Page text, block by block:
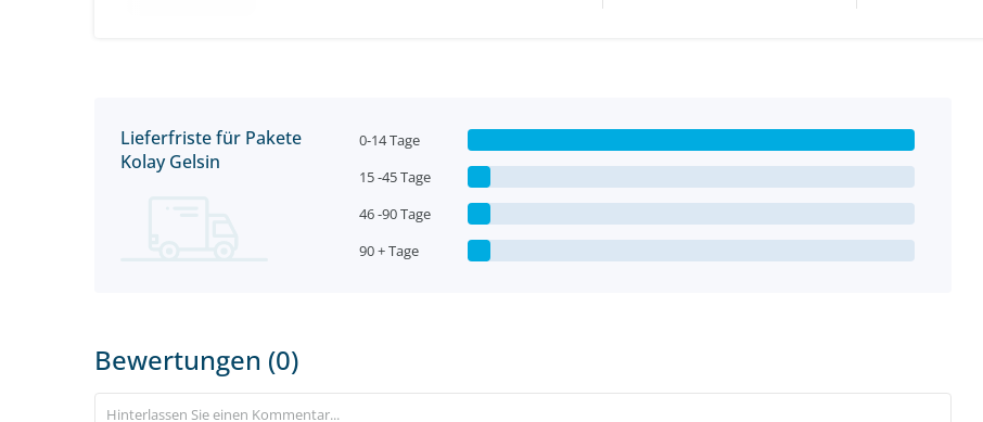
Lieferfriste für Pakete
Kolay Gelsin
0-14 Tage
15 -45 Tage
46 -90 Tage
90 + Tage
Bewertungen (0)